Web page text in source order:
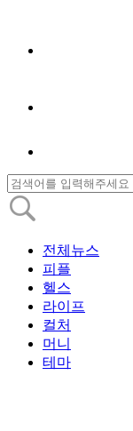
전체뉴스
피플
헬스
라이프
컬처
머니
테마